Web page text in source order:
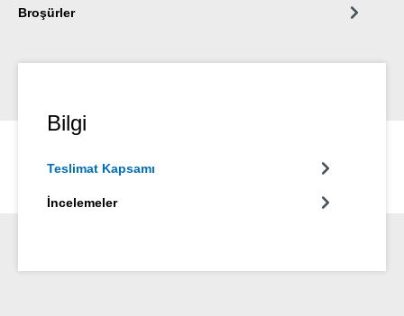
Broşürler
Bilgi
Teslimat Kapsamı
İncelemeler